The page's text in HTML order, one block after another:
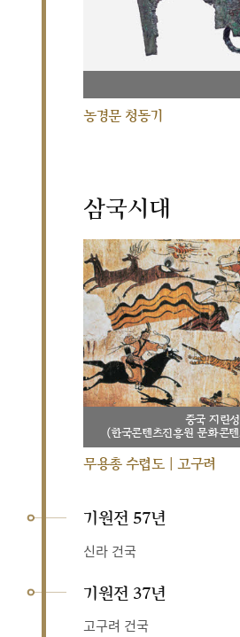
농경문 청동기
삼국시대
중국 지린
(한국콘텐츠진흥원 문화콘
무용총 수렵도 | 고구려
기원전 57년
신라 건국
기원전 37년
고구려 건국